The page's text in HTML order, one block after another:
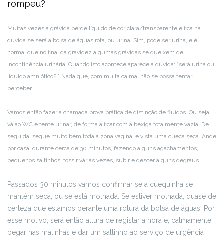
rompeu?
Muitas vezes a grávida perde líquido de cor clara/transparente e fica na
dúvida se será a bolsa de águas rota, ou urina. Sim, pode ser urina, e é
normal que no final da gravidez algumas grávidas se queixem de
incontinência urinária. Quando isto acontece aparece a dúvida: “será urina ou
liquido amniótico?!” Nada que, com muita calma, não se possa tentar
perceber.
Vamos então fazer a chamada prova prática de distinção de fluídos. Ou seja,
vá ao WC e tente urinar, de forma a ficar com a bexiga totalmente vazia. De
seguida, seque muito bem toda a zona vaginal e vista uma cueca seca. Ande
por casa, durante cerca de 30 minutos, fazendo alguns agachamentos,
pequenos saltinhos, tossir várias vezes, subir e descer alguns degraus.
Passados 30 minutos vamos confirmar se a cuequinha se
mantém seca, ou se está molhada. Se estiver molhada, quase de
certeza que estamos perante uma rotura da bolsa de águas. Por
esse motivo, será então altura de registar a hora e, calmamente,
pegar nas malinhas e dar um saltinho ao serviço de urgência